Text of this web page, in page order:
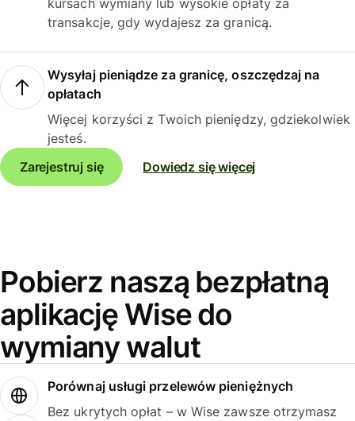
kursach wymiany lub wysokie opłaty za
transakcje, gdy wydajesz za granicą.
Wysyłaj pieniądze za granicę, oszczędzaj na
opłatach
Więcej korzyści z Twoich pieniędzy, gdziekolwiek
jesteś.
Zarejestruj się
Dowiedz się więcej
Pobierz naszą bezpłatną
aplikację Wise do
wymiany walut
Porównaj usługi przelewów pieniężnych
Bez ukrytych opłat – w Wise zawsze otrzymasz